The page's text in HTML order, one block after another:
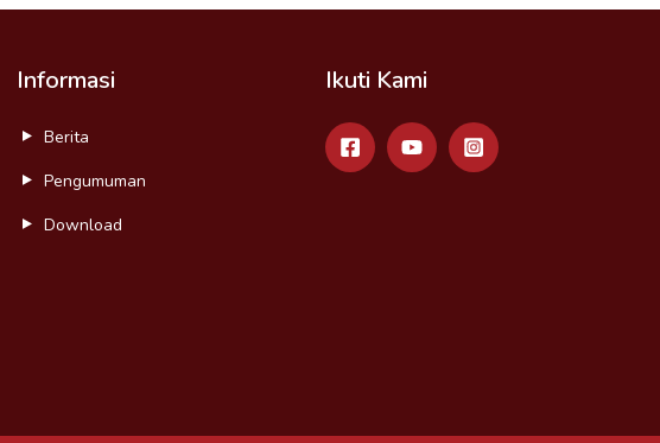
Informasi
Berita
Pengumuman
Download
Ikuti Kami